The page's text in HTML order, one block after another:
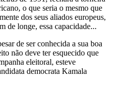
o que seria o mesmo que
dos seus aliados europeus,
de longe, essa capacidade...
de ser conhecida a sua boa
não deve ter esquecido que
eleitoral, esteve
democrata Kamala